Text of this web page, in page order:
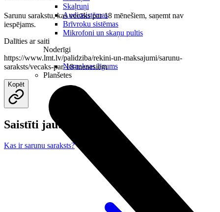
Skaļruņi
Audiosistēmas
Brīvroku sistēmas
Mikrofoni un skaņu pultis
Noderīgi
Nomaksas līgums
Planšetes
Sarunu sarakstu, kas vecāks par 18 mēnešiem, saņemt nav
iespējams.
Dalīties ar saiti
https://www.lmt.lv/palidziba/rekini-un-maksajumi/sarunu-
saraksts/vecaks-par-18-menesiem
Kopēt
Saistīti jautājumi
Kas ir sarunu saraksts?